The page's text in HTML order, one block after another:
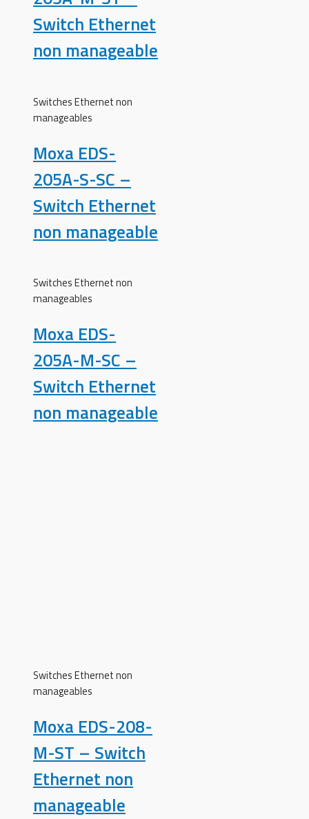
Switch Ethernet
non manageable
Switches Ethernet non
manageables
Moxa EDS-
205A-S-SC –
Switch Ethernet
non manageable
Switches Ethernet non
manageables
Moxa EDS-
205A-M-SC –
Switch Ethernet
non manageable
Switches Ethernet non
manageables
Moxa EDS-208-
M-ST – Switch
Ethernet non
manageable